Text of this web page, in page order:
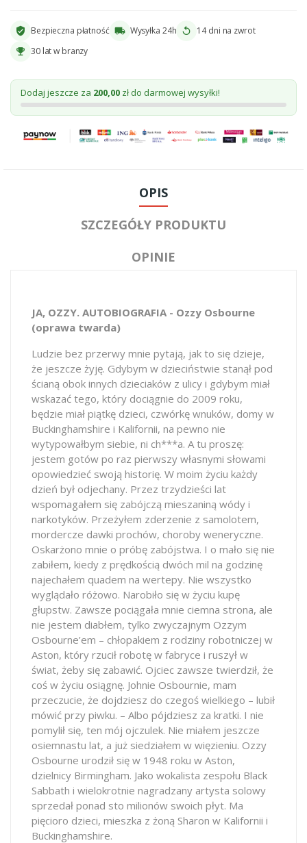
verified_user Bezpieczna płatność local_shipping Wysyłka 24h replay 14 dni na zwrot
emoji_events 30 lat w branzy
Dodaj jeszcze za 200,00 zł do darmowej wysyłki!
OPIS
SZCZEGÓŁY PRODUKTU
OPINIE
JA, OZZY. AUTOBIOGRAFIA - Ozzy Osbourne
(oprawa twarda)
Ludzie bez przerwy mnie pytają, jak to się dzieje,
że jeszcze żyję. Gdybym w dzieciństwie stanął pod
ścianą obok innych dzieciaków z ulicy i gdybym miał
wskazać tego, który dociągnie do 2009 roku,
będzie miał piątkę dzieci, czwórkę wnuków, domy w
Buckinghamshire i Kalifornii, na pewno nie
wytypowałbym siebie, ni ch***a. A tu proszę:
jestem gotów po raz pierwszy własnymi słowami
opowiedzieć swoją historię. W moim życiu każdy
dzień był odjechany. Przez trzydzieści lat
wspomagałem się zabójczą mieszaniną wódy i
narkotyków. Przeżyłem zderzenie z samolotem,
mordercze dawki prochów, choroby weneryczne.
Oskarżono mnie o próbę zabójstwa. I o mało się nie
zabiłem, kiedy z prędkością dwóch mil na godzinę
najechałem quadem na wertepy. Nie wszystko
wyglądało różowo. Narobiło się w życiu kupę
głupstw. Zawsze pociągała mnie ciemna strona, ale
nie jestem diabłem, tylko zwyczajnym Ozzym
Osbourne’em – chłopakiem z rodziny robotniczej w
Aston, który rzucił robotę w fabryce i ruszył w
świat, żeby się zabawić. Ojciec zawsze twierdził, że
coś w życiu osiągnę. Johnie Osbournie, mam
przeczucie, że dojdziesz do czegoś wielkiego – lubił
mówić przy piwku. – Albo pójdziesz za kratki. I nie
pomylił się, ten mój ojczulek. Nie miałem jeszcze
osiemnastu lat, a już siedziałem w więzieniu. Ozzy
Osbourne urodził się w 1948 roku w Aston,
dzielnicy Birmingham. Jako wokalista zespołu Black
Sabbath i wielokrotnie nagradzany artysta solowy
sprzedał ponad sto milionów swoich płyt. Ma
pięcioro dzieci, mieszka z żoną Sharon w Kalifornii i
Buckinghamshire.